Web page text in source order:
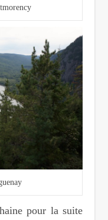
pour la suite